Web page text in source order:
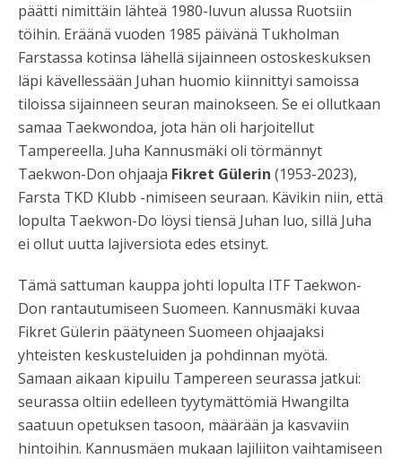
päätti nimittäin lähteä 1980-luvun alussa Ruotsiin
töihin. Eräänä vuoden 1985 päivänä Tukholman
Farstassa kotinsa lähellä sijainneen ostoskeskuksen
läpi kävellessään Juhan huomio kiinnittyi samoissa
tiloissa sijainneen seuran mainokseen. Se ei ollutkaan
samaa Taekwondoa, jota hän oli harjoitellut
Tampereella. Juha Kannusmäki oli törmännyt
Taekwon-Don ohjaaja Fikret Gülerin (1953-2023),
Farsta TKD Klubb -nimiseen seuraan. Kävikin niin, että
lopulta Taekwon-Do löysi tiensä Juhan luo, sillä Juha
ei ollut uutta lajiversiota edes etsinyt.
Tämä sattuman kauppa johti lopulta ITF Taekwon-
Don rantautumiseen Suomeen. Kannusmäki kuvaa
Fikret Gülerin päätyneen Suomeen ohjaajaksi
yhteisten keskusteluiden ja pohdinnan myötä.
Samaan aikaan kipuilu Tampereen seurassa jatkui:
seurassa oltiin edelleen tyytymättömiä Hwangilta
saatuun opetuksen tasoon, määrään ja kasvaviin
hintoihin. Kannusmäen mukaan lajiliiton vaihtamiseen